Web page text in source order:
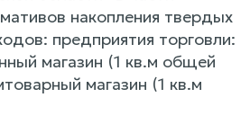
накопления твердых
предприятия торговли:
магазин (1 кв.м общей
магазин (1 кв.м